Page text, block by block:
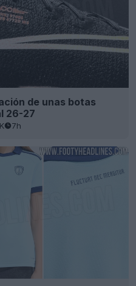
de unas botas
26-27
7h